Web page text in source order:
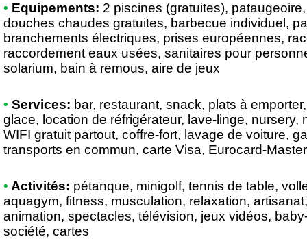
• Equipements: 2 piscines (gratuites),
douches chaudes gratuites, barbecue individuel,
branchements électriques, prises européennes,
raccordement eaux usées, sanitaires pour
solarium, bain à remous, aire de jeux
• Services: bar, restaurant, snack, plats à
glace, location de réfrigérateur, lave-linge, nursery,
WIFI gratuit partout, coffre-fort, lavage de voiture,
transports en commun, carte Visa, Eurocard-
• Activités: pétanque, minigolf, tennis de table,
aquagym, fitness, musculation, relaxation,
animation, spectacles, télévision, jeux vidéos,
société, cartes